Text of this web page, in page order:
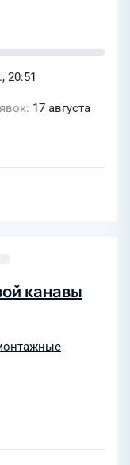
20:51
17 августа
канавы